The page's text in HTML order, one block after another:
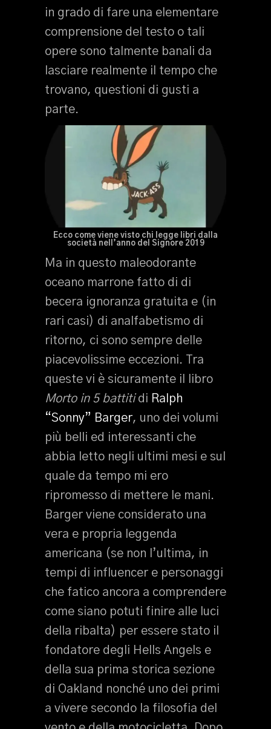
in grado di fare una elementare
comprensione del testo o tali
opere sono talmente banali da
lasciare realmente il tempo che
trovano, questioni di gusti a
parte.
Ecco come viene visto chi legge libri dalla
società nell’anno del Signore 2019
Ma in questo maleodorante
oceano marrone fatto di di
becera ignoranza gratuita e (in
rari casi) di analfabetismo di
ritorno, ci sono sempre delle
piacevolissime eccezioni. Tra
queste vi è sicuramente il libro
Morto in 5 battitidi Ralph
“Sonny” Barger, uno dei volumi
più belli ed interessanti che
abbia letto negli ultimi mesi e sul
quale da tempo mi ero
ripromesso di mettere le mani.
Barger viene considerato una
vera e propria leggenda
americana (se non l’ultima, in
tempi di influencer e personaggi
che fatico ancora a comprendere
come siano potuti finire alle luci
della ribalta) per essere stato il
fondatore degli Hells Angels e
della sua prima storica sezione
di Oakland nonché uno dei primi
a vivere secondo la filosofia del